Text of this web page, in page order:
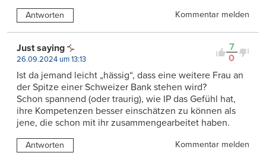
Antworten Kommentar melden
7
0
Just saying
26.09.2024 um 13:13
Ist da jemand leicht „hässig“, dass eine weitere Frau an
der Spitze einer Schweizer Bank stehen wird?
Schon spannend (oder traurig), wie IP das Gefühl hat,
ihre Kompetenzen besser einschätzen zu können als
jene, die schon mit ihr zusammengearbeitet haben.
Antworten Kommentar melden